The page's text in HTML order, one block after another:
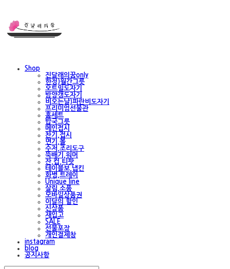
Shop
진달래의꿈only
한정)월간그릇
오트밀도자기
밤양갱도자기
비오는날)파란비도자기
프리미엄선물관
홈세트
밥국그릇
메인접시
찬기,접시
면기,볼
수저,조리도구
뚝배기,워머
잔,컵,티팟
테이블보,냅킨
화병,트레이
Unique line
살림,소품
모바일상품권
이달의 할인
신상품
재입고
SALE
선물포장
개인결제창
instagram
blog
공지사항